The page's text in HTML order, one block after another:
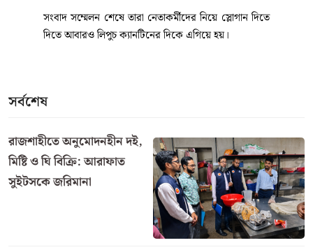
সংবাদ সম্মেলন শেষে তারা নেতাকর্মীদের নিয়ে স্লোগান দিতে
দিতে আবারও লিপুচ ক্যানটিনের দিকে এগিয়ে হয়।
সর্বশেষ
রাজশাহীতে অনুমোদনহীন দই,
মিষ্টি ও ঘি বিক্রি: আরাফাত
সুইটসকে জরিমানা